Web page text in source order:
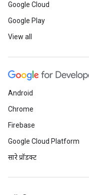
Google Cloud
Google Play
View all
Android
Chrome
Firebase
Google Cloud Platform
सारे प्रॉडक्ट